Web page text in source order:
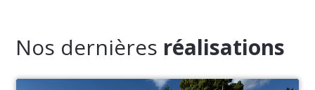
Nos dernières réalisations